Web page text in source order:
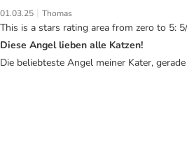
01.03.25 | Thomas
This is a stars rating area from zero to 5:
Diese Angel lieben alle Katzen!
Die beliebteste Angel meiner Kater,